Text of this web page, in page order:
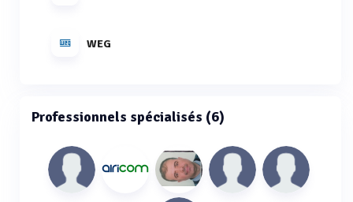
WEG
Professionnels spécialisés (6)